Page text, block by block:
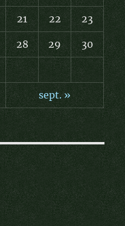
21 22 23
28 29 30
sept. »